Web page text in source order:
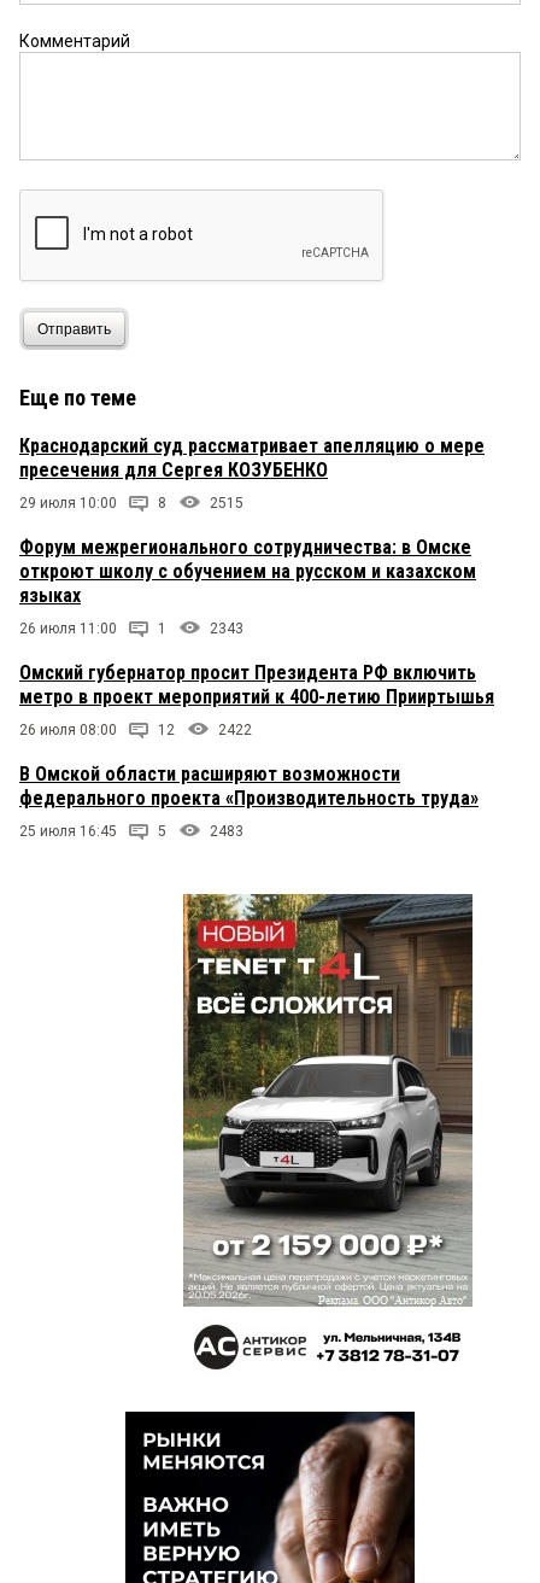
Комментарий
Отправить
Еще по теме
Краснодарский суд рассматривает апелляцию о мере
пресечения для Сергея КОЗУБЕНКО
29 июля 10:00 8 2515
Форум межрегионального сотрудничества: в Омске
откроют школу с обучением на русском и казахском
языках
26 июля 11:00 1 2343
Омский губернатор просит Президента РФ включить
метро в проект мероприятий к 400-летию Прииртышья
26 июля 08:00 12 2422
В Омской области расширяют возможности
федерального проекта «Производительность труда»
25 июля 16:45 5 2483